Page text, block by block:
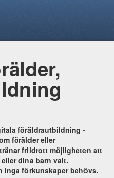
föräldrautbildning -
förälder eller
friidrott möjligheten att
dina barn valt.
inga förkunskaper behövs.